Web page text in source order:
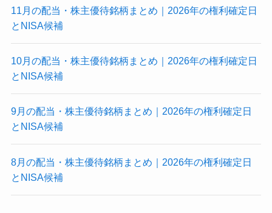
11月の配当・株主優待銘柄まとめ｜2026年の権利確定日
とNISA候補
10月の配当・株主優待銘柄まとめ｜2026年の権利確定日
とNISA候補
9月の配当・株主優待銘柄まとめ｜2026年の権利確定日
とNISA候補
8月の配当・株主優待銘柄まとめ｜2026年の権利確定日
とNISA候補